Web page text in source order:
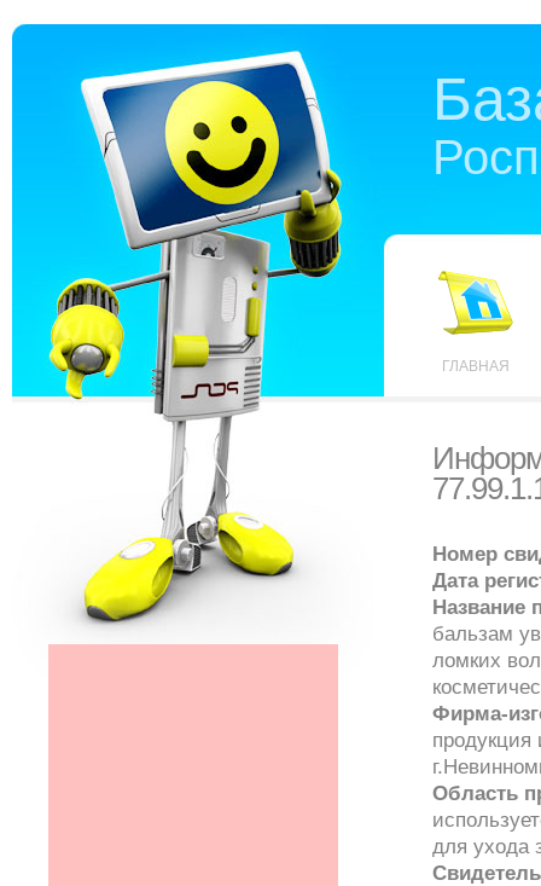
ГЛАВНАЯ
Номер
Дата
Название
бальзам
ломких
Фирма-
продукция
Область
для ухода